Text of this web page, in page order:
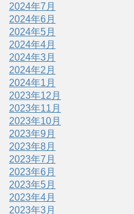
2024年7月
2024年6月
2024年5月
2024年4月
2024年3月
2024年2月
2024年1月
2023年12月
2023年11月
2023年10月
2023年9月
2023年8月
2023年7月
2023年6月
2023年5月
2023年4月
2023年3月